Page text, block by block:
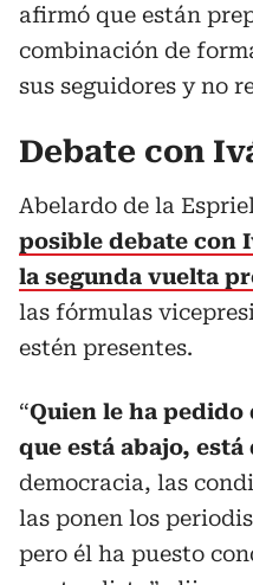
afirmó que están
combinación de
sus seguidores y no
Debate con
Abelardo de la
posible debate con
la segunda vuelta
las fórmulas
estén presentes.
“Quien le ha pedido
que está abajo, está
democracia, las
las ponen los
pero él ha puesto